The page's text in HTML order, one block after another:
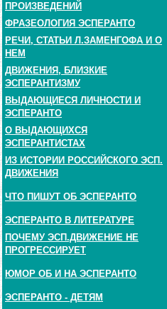
ПРОИЗВЕДЕНИЙ
ФРАЗЕОЛОГИЯ ЭСПЕРАНТО
РЕЧИ, СТАТЬИ Л.ЗАМЕНГОФА И О
НЕМ
ДВИЖЕНИЯ, БЛИЗКИЕ
ЭСПЕРАНТИЗМУ
ВЫДАЮЩИЕСЯ ЛИЧНОСТИ И
ЭСПЕРАНТО
О ВЫДАЮЩИХСЯ
ЭСПЕРАНТИСТАХ
ИЗ ИСТОРИИ РОССИЙСКОГО ЭСП.
ДВИЖЕНИЯ
ЧТО ПИШУТ ОБ ЭСПЕРАНТО
ЭСПЕРАНТО В ЛИТЕРАТУРЕ
ПОЧЕМУ ЭСП.ДВИЖЕНИЕ НЕ
ПРОГРЕССИРУЕТ
ЮМОР ОБ И НА ЭСПЕРАНТО
ЭСПЕРАНТО - ДЕТЯМ